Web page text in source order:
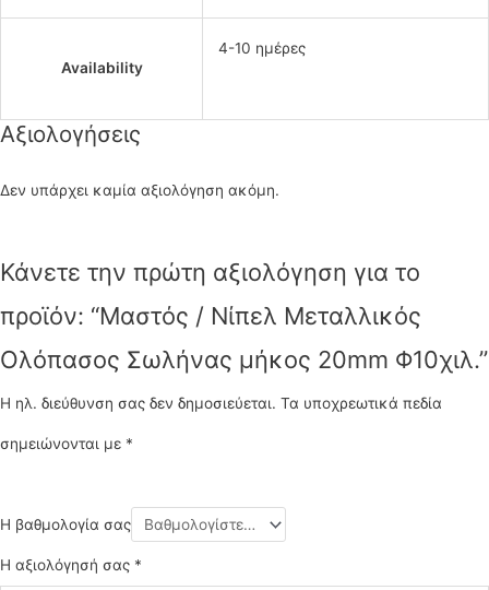
Availability
4-10 ημέρες
Αξιολογήσεις
Δεν υπάρχει καμία αξιολόγηση ακόμη.
Κάνετε την πρώτη αξιολόγηση για το
προϊόν: “Μαστός / Νίπελ Μεταλλικός
Ολόπασος Σωλήνας μήκος 20mm Φ10χιλ.”
Η ηλ. διεύθυνση σας δεν δημοσιεύεται. Τα υποχρεωτικά πεδία
σημειώνονται με *
Η βαθμολογία σας
Η αξιολόγησή σας *